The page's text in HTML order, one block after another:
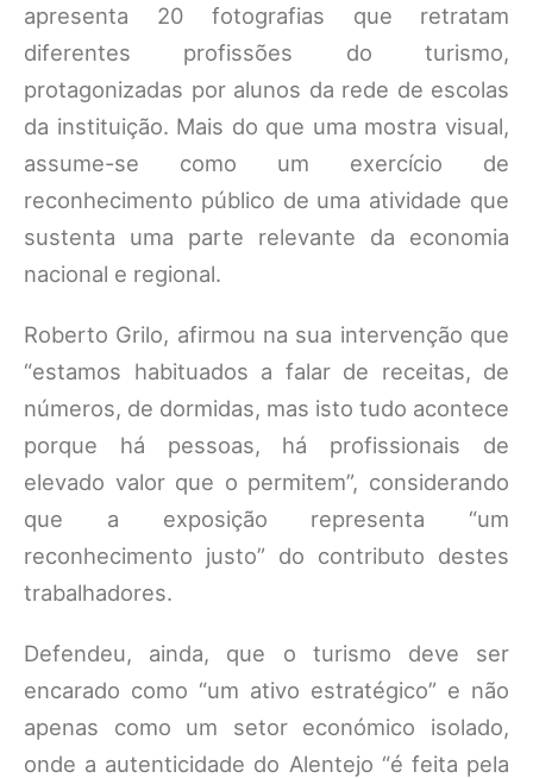
apresenta 20 fotografias que retratam
diferentes profissões do turismo,
protagonizadas por alunos da rede de escolas
da instituição. Mais do que uma mostra visual,
assume-se como um exercício de
reconhecimento público de uma atividade que
sustenta uma parte relevante da economia
nacional e regional.
Roberto Grilo, afirmou na sua intervenção que
“estamos habituados a falar de receitas, de
números, de dormidas, mas isto tudo acontece
porque há pessoas, há profissionais de
elevado valor que o permitem”, considerando
que a exposição representa “um
reconhecimento justo” do contributo destes
trabalhadores.
Defendeu, ainda, que o turismo deve ser
encarado como “um ativo estratégico” e não
apenas como um setor económico isolado,
onde a autenticidade do Alentejo “é feita pela